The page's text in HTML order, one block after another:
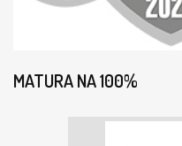
MATURA NA 100%